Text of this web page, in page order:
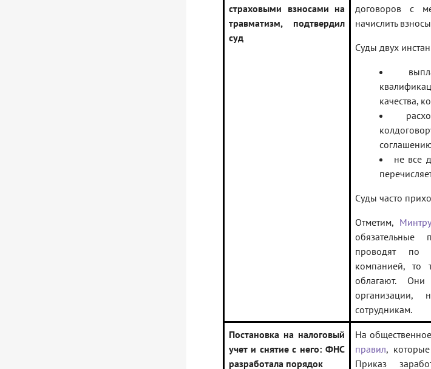
страховыми взносами на
травматизм, подтвердил
суд
договоров с
начислить
Суды двух
качества,
не все
Суды часто
Отметим,
обязательные
проводят по
компанией, то
облагают.
организации,
сотрудникам.
Постановка на налоговый
учет и снятие с него: ФНС
разработала порядок
На
правил,
Приказ